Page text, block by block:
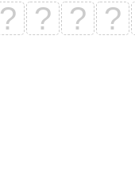
? ? ? ?